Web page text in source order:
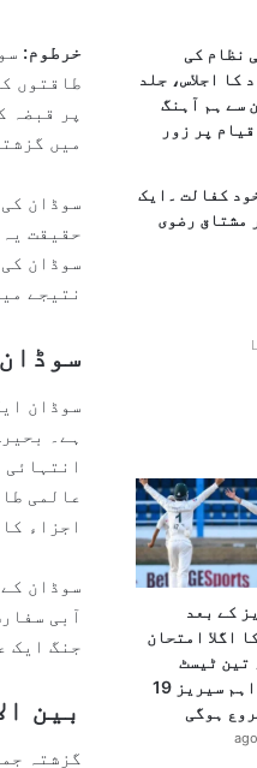
خرطوم:
پر قبضہ
میں
سوڈان
حقیقت
سوڈان
نتیجے
سوڈان
عالمی
اجزاء
سوڈان
آبی
جنگ ایک
بین
نظام کی
کا اجلاس، جلد
سے ہم آہنگ
پر زور
کفالت ۔ایک
مشتاق رضوی
کے بعد
اگلا امتحان
تین ٹیسٹ
میچوں کی اہم سیریز 19
ہوگی